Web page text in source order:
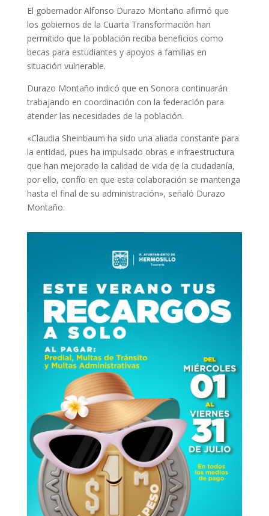
El gobernador Alfonso Durazo Montaño afirmó que
los gobiernos de la Cuarta Transformación han
permitido que la población reciba beneficios como
becas para estudiantes y apoyos a familias en
situación vulnerable.
Durazo Montaño indicó que en Sonora continuarán
trabajando en coordinación con la federación para
atender las necesidades de la población.
«Claudia Sheinbaum ha sido una aliada constante para
la entidad, pues ha impulsado obras e infraestructura
que han mejorado la calidad de vida de la ciudadanía,
por ello, confío en que esta colaboración se mantenga
hasta el final de su administración», señaló Durazo
Montaño.